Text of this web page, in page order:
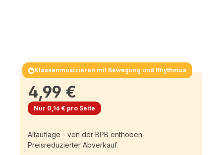
Klassenmusizieren mit Bewegung und Rhythmus
4,99 €
Nur 0,16 € pro Seite
Altauflage - von der BPB enthoben.
Preisreduzierter Abverkauf.